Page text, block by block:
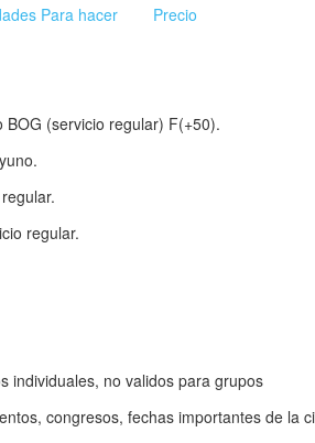
Para hacer Precio
(servicio regular) F(+50).
regular.
individuales, no validos para grupos
congresos, fechas importantes de la